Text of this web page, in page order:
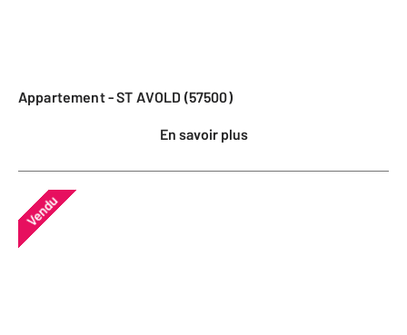
Appartement - ST AVOLD (57500)
En savoir plus
Vendu